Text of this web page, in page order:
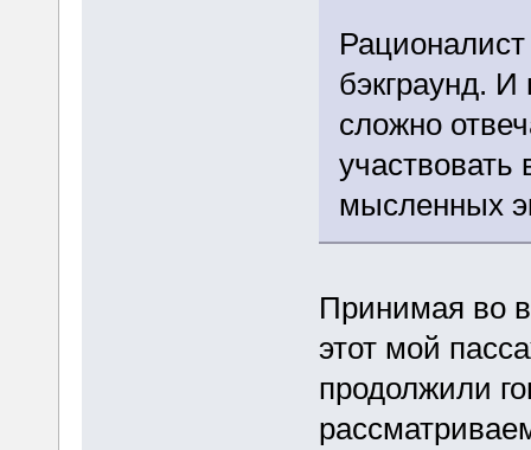
бэкграунд.
сложно
мысленных
Принимая во
этот мой
продолжили